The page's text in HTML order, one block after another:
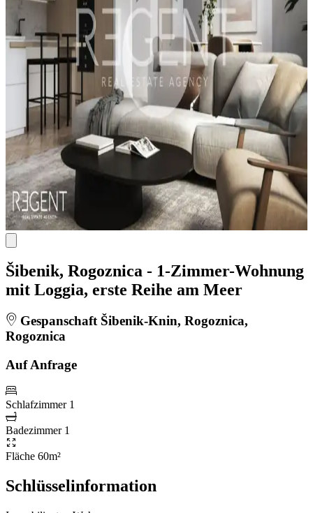
Šibenik, Rogoznica - 1-Zimmer-Wohnung
mit Loggia, erste Reihe am Meer
Gespanschaft Šibenik-Knin, Rogoznica,
Rogoznica
Auf Anfrage
Schlafzimmer 1
Badezimmer 1
Fläche 60m²
Schlüsselinformation